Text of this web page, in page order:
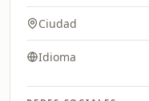
Ciudad
Idioma